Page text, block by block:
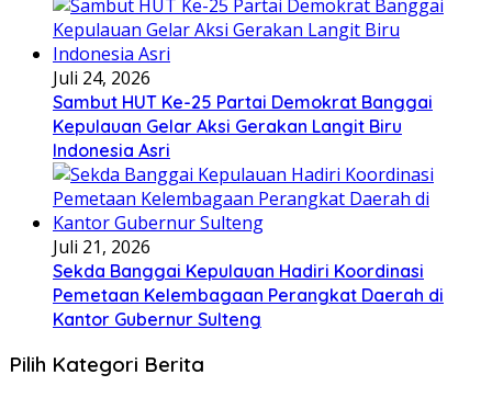
Juli 24, 2026
Sambut HUT Ke-25 Partai Demokrat Banggai
Kepulauan Gelar Aksi Gerakan Langit Biru
Indonesia Asri
Juli 21, 2026
Sekda Banggai Kepulauan Hadiri Koordinasi
Pemetaan Kelembagaan Perangkat Daerah di
Kantor Gubernur Sulteng
Pilih Kategori Berita